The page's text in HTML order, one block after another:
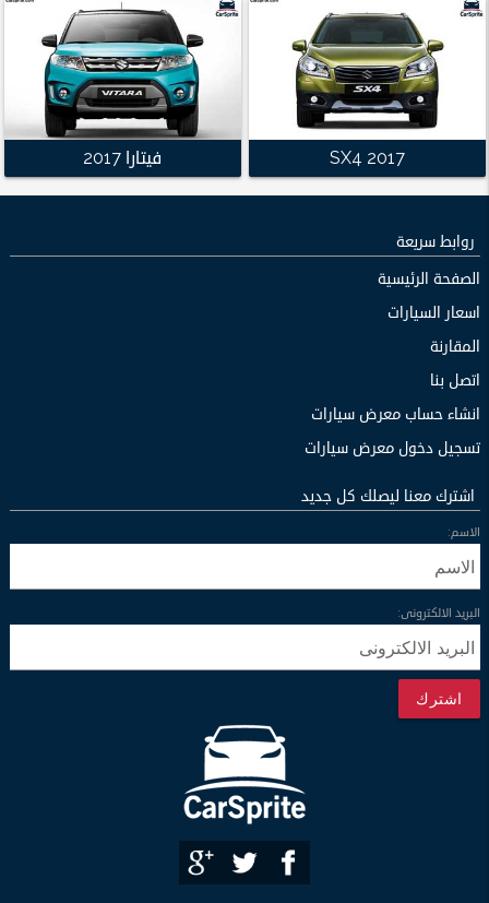
SX4 2017 فيتارا 2017
روابط سريعة
الصفحة الرئيسية
اسعار السيارات
المقارنة
اتصل بنا
انشاء حساب معرض سيارات
تسجيل دخول معرض سيارات
اشترك معنا ليصلك كل جديد
الاسم:
البريد الالكترونى:
اشترك